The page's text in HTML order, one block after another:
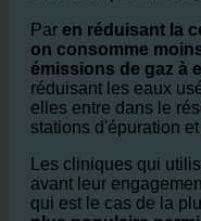
Par en réduisant la
on consomme
émissions de gaz à
réduisant les eaux
elles entre dans le
stations d'épuration
Les cliniques qui
avant leur
qui est le cas de la